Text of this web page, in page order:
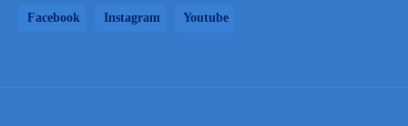
Facebook Instagram Youtube